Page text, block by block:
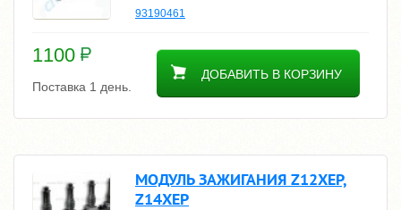
93190461
1100
ДОБАВИТЬ В КОРЗИНУ
Поставка 1 день.
МОДУЛЬ ЗАЖИГАНИЯ Z12XEP,
Z14XEP